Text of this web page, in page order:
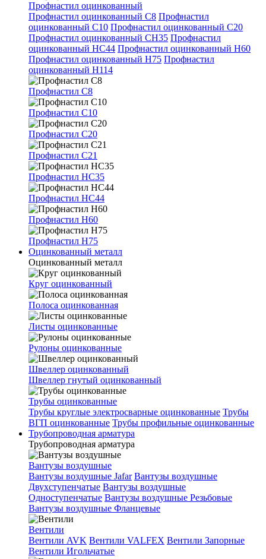
Профнастил оцинкованный
Профнастил оцинкованный С8 Профнастил
оцинкованный С10 Профнастил оцинкованный С20
Профнастил оцинкованный СН35 Профнастил
оцинкованный НС44 Профнастил оцинкованный Н60
Профнастил оцинкованный Н75 Профнастил
оцинкованный Н114
Профнастил С8
Профнастил С10
Профнастил С20
Профнастил С21
Профнастил НС35
Профнастил НС44
Профнастил Н60
Профнастил Н75
Оцинкованный металл
Оцинкованный металл
Круг оцинкованный
Полоса оцинкованная
Листы оцинкованные
Рулоны оцинкованные
Швеллер оцинкованный
Швеллер гнутый оцинкованный
Трубы оцинкованные
Трубы круглые электросварные оцинкованные Трубы
ВГП оцинкованные Трубы профильные оцинкованные
Трубопроводная арматура
Трубопроводная арматура
Вантузы воздушные
Вантузы воздушные Jafar Вантузы воздушные
Двухступенчатые Вантузы воздушные
Одноступенчатые Вантузы воздушные Резьбовые
Вантузы воздушные Фланцевые
Вентили
Вентили AVK Вентили VALFEX Вентили Запорные
Вентили Игольчатые